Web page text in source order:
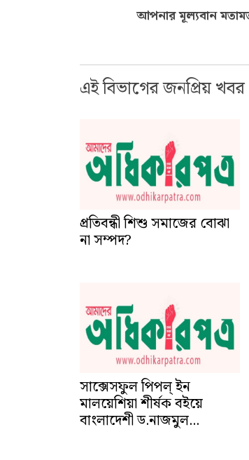
আপনার মূল্যবান
এই বিভাগের জনপ্রিয় খবর
প্রতিবন্ধী শিশু সমাজের বোঝা
না সম্পদ?
সাক্সেসফুল পিপল্ ইন
মালয়েশিয়া শীর্ষক বইয়ে
বাংলাদেশী ড.নাজমুল...